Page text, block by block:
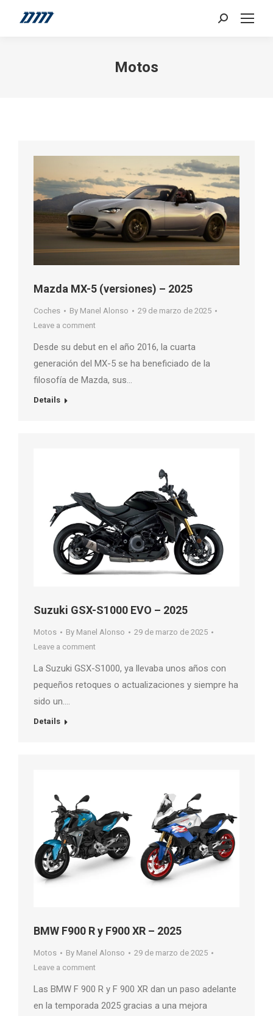
Search:
Motos
Mazda MX-5 (versiones) – 2025
Coches By Manel Alonso
29 de marzo de 2025
Leave a comment
Desde su debut en el año 2016, la cuarta
generación del MX-5 se ha beneficiado de la
filosofía de Mazda, sus…
Details
Suzuki GSX-S1000 EVO – 2025
Motos By Manel Alonso
29 de marzo de 2025
Leave a comment
La Suzuki GSX-S1000, ya llevaba unos años con
pequeños retoques o actualizaciones y siempre ha
sido un….
Details
BMW F900 R y F900 XR – 2025
Motos By Manel Alonso
29 de marzo de 2025
Leave a comment
Las BMW F 900 R y F 900 XR dan un paso adelante
en la temporada 2025 gracias a una mejora